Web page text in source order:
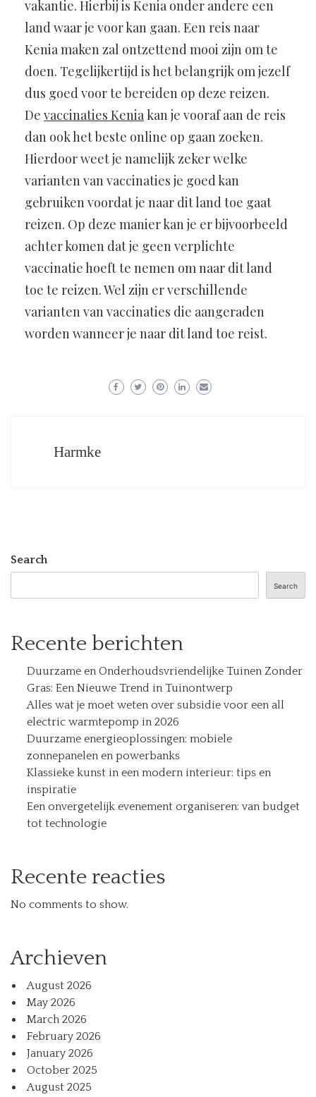
vakantie. Hierbij is Kenia onder andere een
land waar je voor kan gaan. Een reis naar
Kenia maken zal ontzettend mooi zijn om te
doen. Tegelijkertijd is het belangrijk om jezelf
dus goed voor te bereiden op deze reizen.
De vaccinaties Keniakan je vooraf aan de reis
dan ook het beste online op gaan zoeken.
Hierdoor weet je namelijk zeker welke
varianten van vaccinaties je goed kan
gebruiken voordat je naar dit land toe gaat
reizen. Op deze manier kan je er bijvoorbeeld
achter komen dat je geen verplichte
vaccinatie hoeft te nemen om naar dit land
toe te reizen. Wel zijn er verschillende
varianten van vaccinaties die aangeraden
worden wanneer je naar dit land toe reist.
Harmke
Search
Search
Recente berichten
Duurzame en Onderhoudsvriendelijke Tuinen Zonder
Gras: Een Nieuwe Trend in Tuinontwerp
Alles wat je moet weten over subsidie voor een all
electric warmtepomp in 2026
Duurzame energieoplossingen: mobiele
zonnepanelen en powerbanks
Klassieke kunst in een modern interieur: tips en
inspiratie
Een onvergetelijk evenement organiseren: van budget
tot technologie
Recente reacties
No comments to show.
Archieven
August 2026
May 2026
March 2026
February 2026
January 2026
October 2025
August 2025